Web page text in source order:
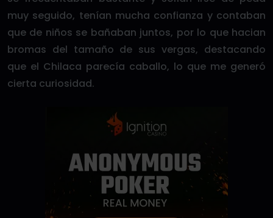
muy seguido, tenían mucha confianza y contaban
que de niños se bañaban juntos, por lo que hacian
bromas del tamaño de sus vergas, destacando
que el Chilaca parecía caballo, lo que me generó
cierta curiosidad.